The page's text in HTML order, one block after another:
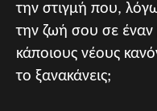
την στιγμή που,
την ζωή σου σε έναν
κάποιους νέους
το ξανακάνεις;